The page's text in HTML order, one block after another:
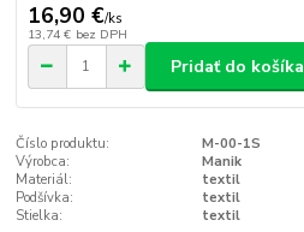
16,90 €/ks
13,74 € bez DPH
Pridať do košíka
Číslo produktu:
M-00-1S
Výrobca:
Manik
Materiál:
textil
Podšívka:
textil
Stielka:
textil